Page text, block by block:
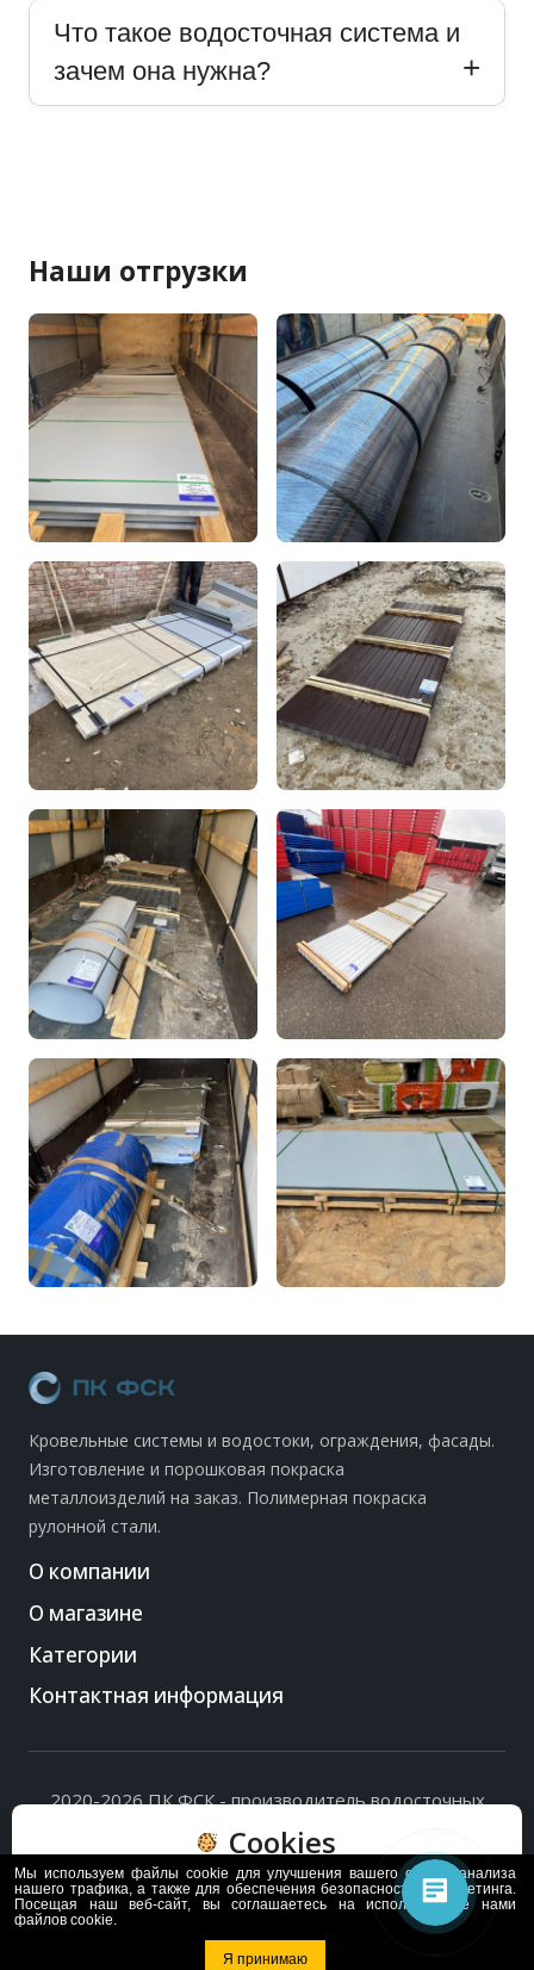
Что такое водосточная система и
зачем она нужна?
Наши отгрузки
Кровельные системы и водостоки, ограждения, фасады.
Изготовление и порошковая покраска
металлоизделий на заказ. Полимерная покраска
рулонной стали.
О компании
О магазине
Категории
Контактная информация
2020-2026 ПК ФСК - производитель водосточных
Политика обработки персональных данных
на их обработку.
Cookies
Пользуясь сайтом, вы соглашаетесь с политикой
обработки и хранения данных Cookie
Согласен
Мы используем файлы cookie для улучшения вашего опыта, анализа
нашего трафика, а также для обеспечения безопасности и маркетинга.
Посещая наш веб-сайт, вы соглашаетесь на использование нами
файлов cookie.
Я принимаю